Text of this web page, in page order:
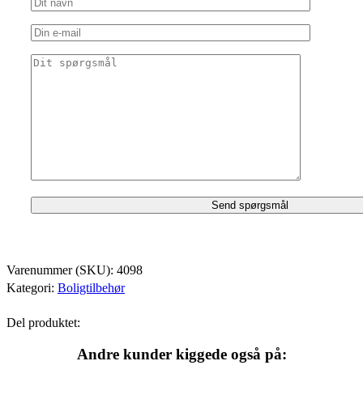
Varenummer (SKU): 4098
Kategori: Boligtilbehør
Del produktet:
Andre kunder kiggede også på: